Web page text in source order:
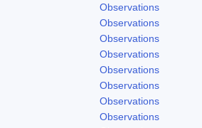
Observations
Observations
Observations
Observations
Observations
Observations
Observations
Observations